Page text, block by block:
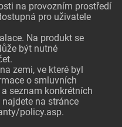
na provozním prostředí
pro uživatele
Na produkt se
být nutné
zemi, ve které byl
o smluvních
seznam konkrétních
na stránce
policy.asp.